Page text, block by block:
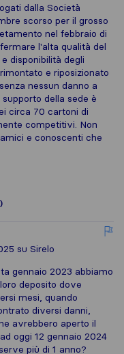
dalla Società
scorso per il grosso
nel febbraio di
l'alta qualità del
disponibilità degli
e riposizionato
nessun danno a
della sede è
circa 70 cartoni di
competitivi. Non
e conoscenti che
su Sirelo
gennaio 2023 abbiamo
deposito dove
mesi, quando
diversi danni,
avrebbero aperto il
oggi 12 gennaio 2024
più di 1 anno?